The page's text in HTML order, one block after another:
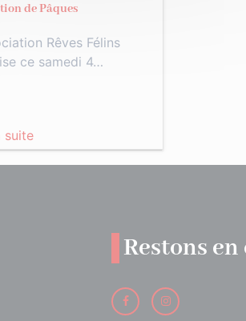
de Pâques
Rêves Félins
ce samedi 4…
suite
Restons